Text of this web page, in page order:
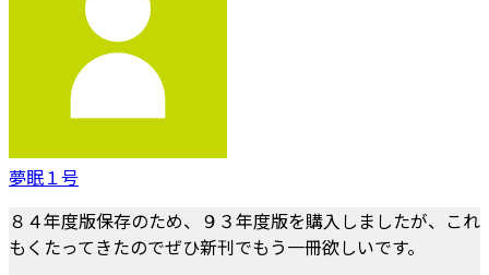
夢眠１号
８４年度版保存のため、９３年度版を購入しましたが、これ
もくたってきたのでぜひ新刊でもう一冊欲しいです。